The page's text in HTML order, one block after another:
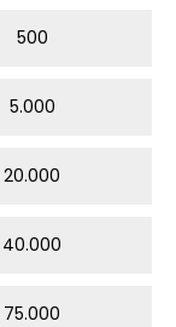
500
5.000
20.000
40.000
75.000